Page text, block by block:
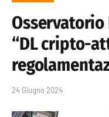
“DL cripto-
24 Giugno 2024